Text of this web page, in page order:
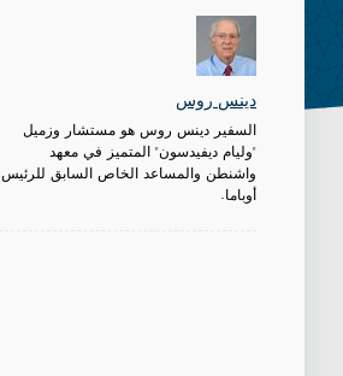
دينس روس
السفير دينس روس هو مستشار وزميل
"وليام ديفيدسون" المتميز في معهد
واشنطن والمساعد الخاص السابق للرئيس
أوباما.